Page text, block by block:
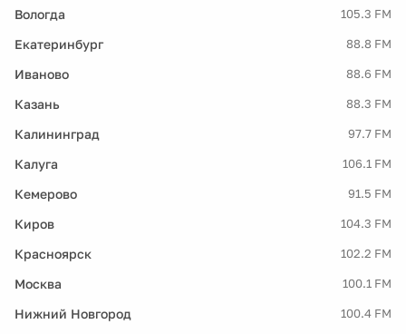
Вологда 105.3 FM
Екатеринбург 88.8 FM
Иваново 88.6 FM
Казань 88.3 FM
Калининград 97.7 FM
Калуга 106.1 FM
Кемерово 91.5 FM
Киров 104.3 FM
Красноярск 102.2 FM
Москва 100.1 FM
Нижний Новгород 100.4 FM